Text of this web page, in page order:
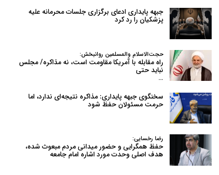
جبهه پایداری ادعای برگزاری جلسات محرمانه علیه
پزشکیان را رد کرد
حجت‌الاسلام والمسلمین روانبخش:
راه مقابله با آمریکا مقاومت است، نه مذاکره/ مجلس
نباید حتی
…
سخنگوی جبهه پایداری: مذاکره نتیجه‌ای ندارد، اما
حرمت مسئولان حفظ شود
رضا رخسایی:
حفظ همگرایی و حضور میدانی مردم مبعوث شده،
هدف اصلی وحدت مورد اشاره امام جامعه